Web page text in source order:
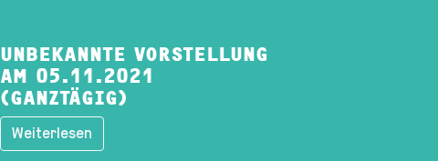
UNBEKANNTE VORSTELLUNG
AM 05.11.2021
(GANZTÄGIG)
Weiterlesen